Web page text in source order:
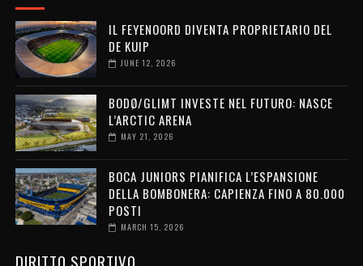
IL FEYENOORD DIVENTA PROPRIETARIO DEL
DE KUIP
JUNE 12, 2026
BODØ/GLIMT INVESTE NEL FUTURO: NASCE
L’ARCTIC ARENA
MAY 21, 2026
BOCA JUNIORS PIANIFICA L’ESPANSIONE
DELLA BOMBONERA: CAPIENZA FINO A 80.000
POSTI
MARCH 15, 2026
DIRITTO SPORTIVO